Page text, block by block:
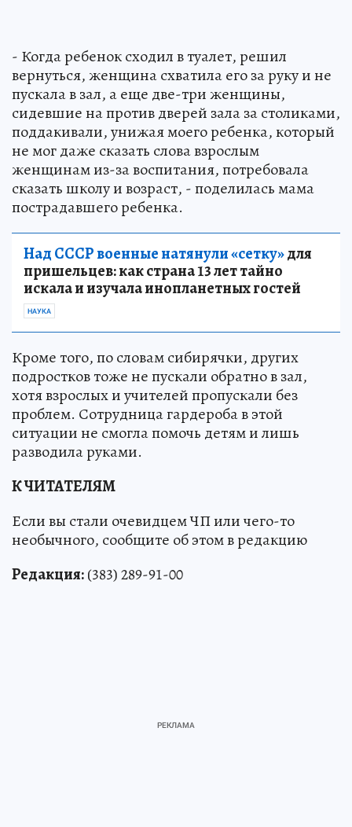
- Когда ребенок сходил в туалет, решил
вернуться, женщина схватила его за руку и не
пускала в зал, а еще две-три женщины,
сидевшие на против дверей зала за столиками,
поддакивали, унижая моего ребенка, который
не мог даже сказать слова взрослым
женщинам из-за воспитания, потребовала
сказать школу и возраст, - поделилась мама
пострадавшего ребенка.
Над СССР военные натянули «сетку»для
пришельцев: как страна 13 лет тайно
искала и изучала инопланетных гостей
НАУКА
Кроме того, по словам сибирячки, других
подростков тоже не пускали обратно в зал,
хотя взрослых и учителей пропускали без
проблем. Сотрудница гардероба в этой
ситуации не смогла помочь детям и лишь
разводила руками.
К ЧИТАТЕЛЯМ
Если вы стали очевидцем ЧП или чего-то
необычного, сообщите об этом в редакцию
Редакция:(383) 289-91-00